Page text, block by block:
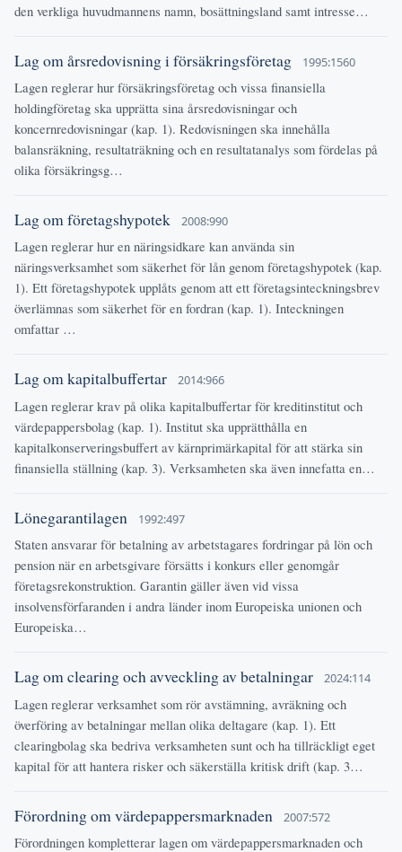
den verkliga huvudmannens namn, bosättningsland samt intresse…
Lag om årsredovisning i försäkringsföretag 1995:1560
Lagen reglerar hur försäkringsföretag och vissa finansiella
holdingföretag ska upprätta sina årsredovisningar och
koncernredovisningar (kap. 1). Redovisningen ska innehålla
balansräkning, resultaträkning och en resultatanalys som fördelas på
olika försäkringsg…
Lag om företagshypotek 2008:990
Lagen reglerar hur en näringsidkare kan använda sin
näringsverksamhet som säkerhet för lån genom företagshypotek (kap.
1). Ett företagshypotek upplåts genom att ett företagsinteckningsbrev
överlämnas som säkerhet för en fordran (kap. 1). Inteckningen
omfattar …
Lag om kapitalbuffertar 2014:966
Lagen reglerar krav på olika kapitalbuffertar för kreditinstitut och
värdepappersbolag (kap. 1). Institut ska upprätthålla en
kapitalkonserveringsbuffert av kärnprimärkapital för att stärka sin
finansiella ställning (kap. 3). Verksamheten ska även innefatta en…
Lönegarantilagen 1992:497
Staten ansvarar för betalning av arbetstagares fordringar på lön och
pension när en arbetsgivare försätts i konkurs eller genomgår
företagsrekonstruktion. Garantin gäller även vid vissa
insolvensförfaranden i andra länder inom Europeiska unionen och
Europeiska…
Lag om clearing och avveckling av betalningar 2024:114
Lagen reglerar verksamhet som rör avstämning, avräkning och
överföring av betalningar mellan olika deltagare (kap. 1). Ett
clearingbolag ska bedriva verksamheten sunt och ha tillräckligt eget
kapital för att hantera risker och säkerställa kritisk drift (kap. 3…
Förordning om värdepappersmarknaden 2007:572
Förordningen kompletterar lagen om värdepappersmarknaden och